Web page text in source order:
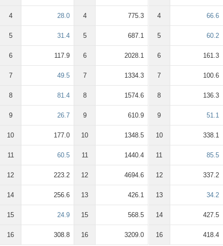
4 28.0
5 31.4
6 117.9
7 49.5
8 81.4
9 26.7
10 177.0
11 60.5
12 223.2
14 256.6
15 24.9
16 308.8
4 775.3
5 687.1
6 2028.1
7 1334.3
8 1574.6
9 610.9
10 1348.5
11 1440.4
12 4694.6
13 426.1
15 568.5
16 3209.0
4 66.6
5 60.2
6 161.3
7 100.6
8 136.3
9 51.1
10 338.1
11 85.5
12 337.2
13 34.2
14 427.5
16 418.4